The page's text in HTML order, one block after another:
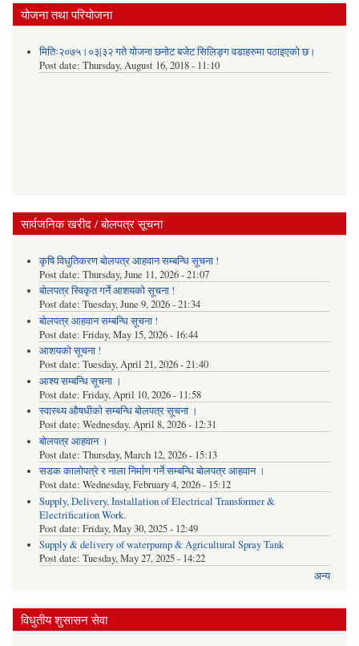
योजना तथा परियोजना
मितिः२०७५।०३|३२ गते योजना छनोट बजेट सिलिङ्ग वडाहरुमा पठाइएको छ​।
Post date: Thursday, August 16, 2018 - 11:10
सार्वजनिक खरीद / बोलपत्र सूचना
कृषि विधुतिकरण बोलपत्र आहवान सम्बन्धि सूचना !
Post date: Thursday, June 11, 2026 - 21:07
बोलपत्र स्विकृत गर्ने आशयको सूचना !
Post date: Tuesday, June 9, 2026 - 21:34
बोलपत्र आहवान सम्बन्धि सूचना !
Post date: Friday, May 15, 2026 - 16:44
आशयको सूचना !
Post date: Tuesday, April 21, 2026 - 21:40
आश्य सम्बन्धि सूचना ।
Post date: Friday, April 10, 2026 - 11:58
स्वास्थ्य औषधीको सम्बन्धि बोलपत्र सूचना ।
Post date: Wednesday, April 8, 2026 - 12:31
बोलपत्र आहवान ।
Post date: Thursday, March 12, 2026 - 15:13
सडक कालोपत्रे र नाला निर्माण गर्ने सम्बन्धि बोलपत्र आहवान ।
Post date: Wednesday, February 4, 2026 - 15:12
Supply, Delivery, Installation of Electrical Transformer &
Electrification Work.
Post date: Friday, May 30, 2025 - 12:49
Supply & delivery of waterpump & Agricultural Spray Tank
Post date: Tuesday, May 27, 2025 - 14:22
अन्य
विधुतीय शुसासन सेवा